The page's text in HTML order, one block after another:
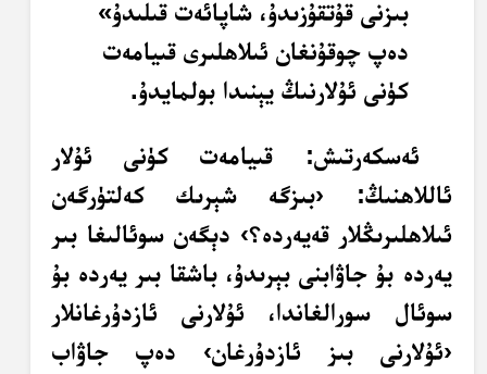
بىزنى قۇتقۇزىدۇ، شاپائەت قىلىدۇ»
دەپ چوقۇنغان ئىلاھلىرى قىيامەت
كۈنى ئۇلارنىڭ يېنىدا بولمايدۇ.
ئەسكەرتىش: قىيامەت كۈنى ئۇلار
ئاللاھنىڭ: ‹بىزگە شېرىك كەلتۈرگەن
ئىلاھلىرىڭلار قەيەردە؟› دېگەن سوئالىغا بىر
يەردە بۇ جاۋابنى بېرىدۇ، باشقا بىر يەردە بۇ
سوئال سورالغاندا، ئۇلارنى ئازدۇرغانلار
‹ئۇلارنى بىز ئازدۇرغان› دەپ جاۋاب